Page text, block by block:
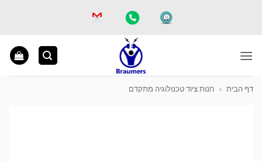
דף הבית » חנות ציוד טכנולוגיה מתקדם